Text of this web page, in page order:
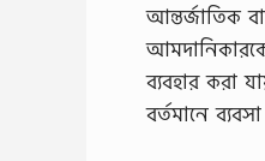
আন্তর্জাতিক
ব্যবহার করা
বর্তমানে